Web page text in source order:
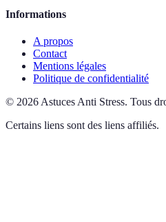
Informations
A propos
Contact
Mentions légales
Politique de confidentialité
© 2026 Astuces Anti Stress. Tous
Certains liens sont des liens affiliés.